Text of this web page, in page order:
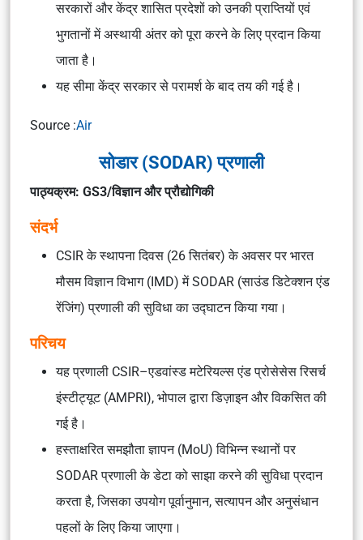
सरकारों और केंद्र शासित प्रदेशों को उनकी प्राप्तियों एवं
भुगतानों में अस्थायी अंतर को पूरा करने के लिए प्रदान किया
जाता है।
यह सीमा केंद्र सरकार से परामर्श के बाद तय की गई है।
Source :Air
सोडार (SODAR) प्रणाली
पाठ्यक्रम: GS3/विज्ञान और प्रौद्योगिकी
संदर्भ
CSIR के स्थापना दिवस (26 सितंबर) के अवसर पर भारत
मौसम विज्ञान विभाग (IMD) में SODAR (साउंड डिटेक्शन एंड
रेंजिंग) प्रणाली की सुविधा का उद्घाटन किया गया।
परिचय
यह प्रणाली CSIR–एडवांस्ड मटेरियल्स एंड प्रोसेसेस रिसर्च
इंस्टीट्यूट (AMPRI), भोपाल द्वारा डिज़ाइन और विकसित की
गई है।
हस्ताक्षरित समझौता ज्ञापन (MoU) विभिन्न स्थानों पर
SODAR प्रणाली के डेटा को साझा करने की सुविधा प्रदान
करता है, जिसका उपयोग पूर्वानुमान, सत्यापन और अनुसंधान
पहलों के लिए किया जाएगा।